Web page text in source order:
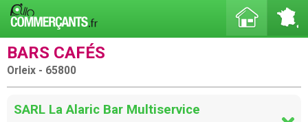
BARS CAFÉS
Orleix - 65800
SARL La Alaric Bar Multiservice